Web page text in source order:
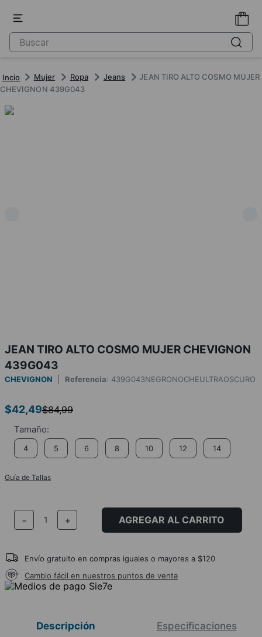
Mujer Ropa Jeans
JEAN TIRO ALTO COSMO MUJER
CHEVIGNON 439G043
JEAN TIRO ALTO COSMO MUJER CHEVIGNON
439G043
CHEVIGNON Referencia: 439G043NEGRONOCHEULTRAOSCURO
$42,49$84,99
4 5 6 8 10 12 14
Guía de Tallas
＋
－ AGREGAR AL CARRITO
Envío gratuito en compras iguales o mayores a $120
Cambio fácil en nuestros puntos de venta
Descripción Especificaciones